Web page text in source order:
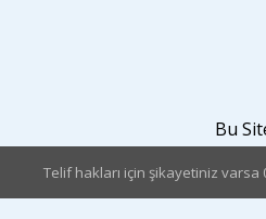
Bu
Telif hakları için şikayetiniz